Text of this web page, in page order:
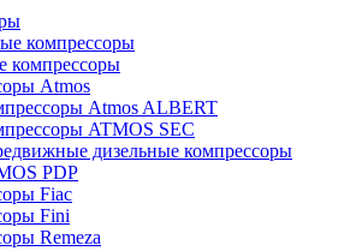
компрессоры
компрессоры
Atmos
Atmos ALBERT
ATMOS SEC
дизельные компрессоры
PDP
Fiac
Fini
Remeza